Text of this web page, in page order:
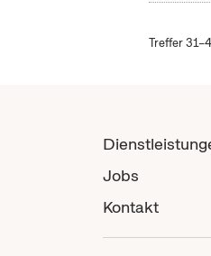
Treffer
Jobs
Kontakt